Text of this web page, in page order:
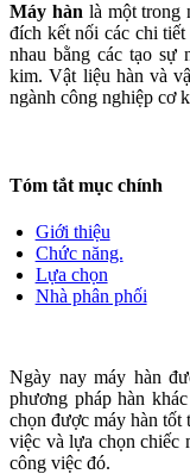
Máy hàn là một trong
đích kết nối các chi
nhau bằng các tạo sự
kim. Vật liệu hàn và
ngành công nghiệp cơ
Tóm tắt mục chính
Giới thiệu
Chức năng.
Lựa chọn
Nhà phân phối
Ngày nay máy hàn
phương pháp hàn
chọn được máy hàn tốt
việc và lựa chọn chiếc
công việc đó.